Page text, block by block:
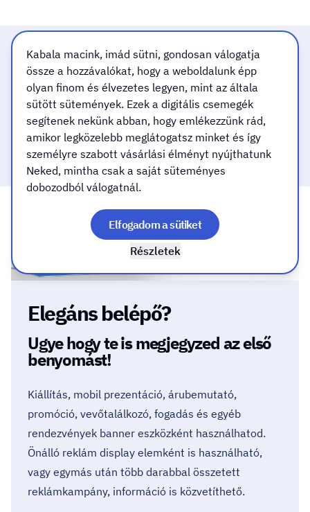
Felelősséggel dolgozunk
Gyors, minőségi kivitelezéssel
Mindent a mosolyodért!
Elegáns belépő?
Ugye hogy te is megjegyzed az első
benyomást!
Kiállítás, mobil prezentáció, árubemutató,
promóció, vevőtalálkozó, fogadás és egyéb
rendezvények banner eszközként használhatod.
Önálló reklám display elemként is használható,
vagy egymás után több darabbal összetett
reklámkampány, információ is közvetíthető.
Kabala macink, imád sütni, gondosan válogatja
össze a hozzávalókat, hogy a weboldalunk épp
olyan finom és élvezetes legyen, mint az általa
sütött sütemények. Ezek a digitális csemegék
segítenek nekünk abban, hogy emlékezzünk rád,
amikor legközelebb meglátogatsz minket és így
személyre szabott vásárlási élményt nyújthatunk
Neked, mintha csak a saját süteményes
dobozodból válogatnál.
Részletek
Elfogadom a sütiket